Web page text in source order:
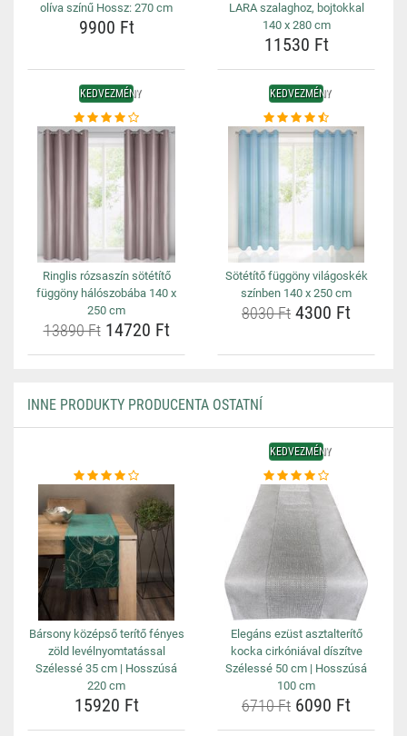
olíva színű Hossz: 270 cm
9900 Ft
LARA szalaghoz, bojtokkal
140 x 280 cm
11530 Ft
KEDVEZMÉNY
Ringlis rózsaszín sötétítő
függöny hálószobába 140 x
250 cm
13890 Ft14720 Ft
KEDVEZMÉNY
Sötétítő függöny világoskék
színben 140 x 250 cm
8030 Ft 4300 Ft
INNE PRODUKTY PRODUCENTA OSTATNÍ
Bársony középső terítő fényes
zöld levélnyomtatással
Szélessé 35 cm | Hosszúsá
220 cm
15920 Ft
KEDVEZMÉNY
Elegáns ezüst asztalterítő
kocka cirkóniával díszítve
Szélessé 50 cm | Hosszúsá
100 cm
6710 Ft 6090 Ft